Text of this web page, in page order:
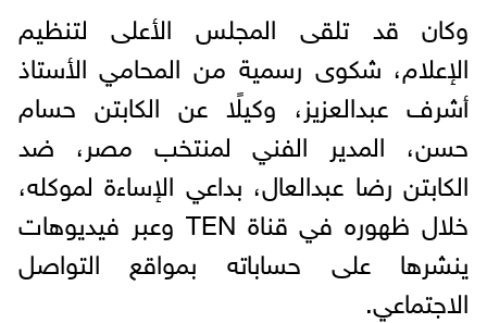
وكان قد تلقى المجلس الأعلى لتنظيم
الإعلام، شكوى رسمية من المحامي الأستاذ
أشرف عبدالعزيز، وكيلًا عن الكابتن حسام
حسن، المدير الفني لمنتخب مصر، ضد
الكابتن رضا عبدالعال، بداعي الإساءة لموكله،
خلال ظهوره في قناة TEN وعبر فيديوهات
ينشرها على حساباته بمواقع التواصل
الاجتماعي.